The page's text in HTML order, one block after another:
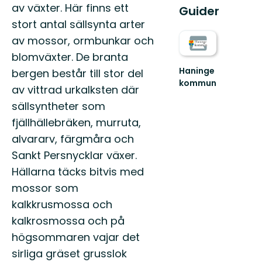
av växter. Här finns ett
stort antal sällsynta arter
av mossor, ormbunkar och
blomväxter. De branta
bergen består till stor del
av vittrad urkalksten där
sällsyntheter som
fjällhällebräken, murruta,
alvararv, färgmåra och
Sankt Persnycklar växer.
Hällarna täcks bitvis med
mossor som
kalkkrusmossa och
kalkrosmossa och på
högsommaren vajar det
sirliga gräset grusslok
Guider
Haninge
kommun